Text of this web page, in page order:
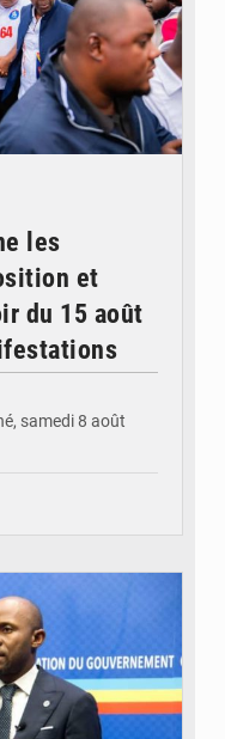
les
et
du 15 août
samedi 8 août